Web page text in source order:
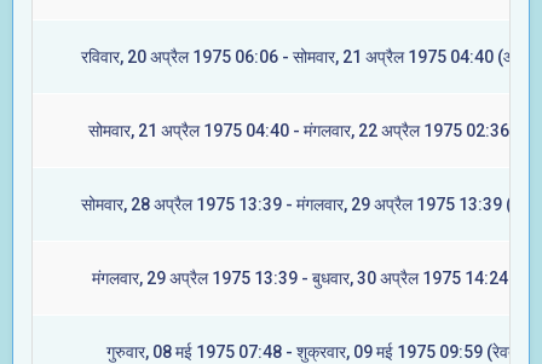
रविवार, 20 अप्रैल 1975 06:06 - सोमवार, 21 अप्रैल 1975 04:40
सोमवार, 21 अप्रैल 1975 04:40 - मंगलवार, 22 अप्रैल 1975 02:36
सोमवार, 28 अप्रैल 1975 13:39 - मंगलवार, 29 अप्रैल 1975 13:39
मंगलवार, 29 अप्रैल 1975 13:39 - बुधवार, 30 अप्रैल 1975 14:24 (मूल)
गुरुवार, 08 मई 1975 07:48 - शुक्रवार, 09 मई 1975 09:59 (रेवती)